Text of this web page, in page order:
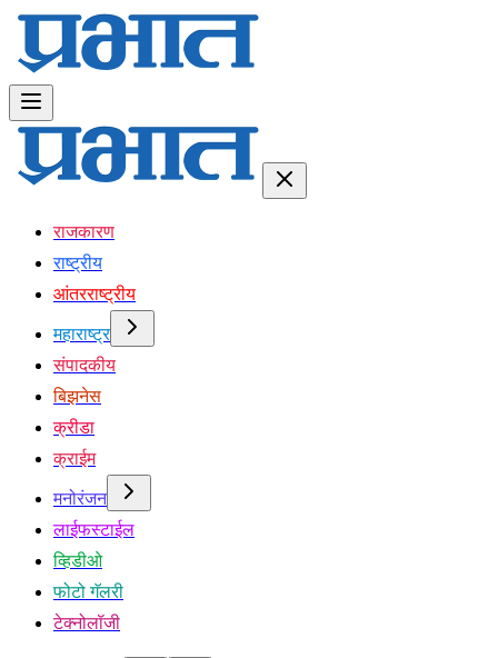
राजकारण
राष्ट्रीय
आंतरराष्ट्रीय
महाराष्ट्र
संपादकीय
बिझनेस
क्रीडा
क्राईम
मनोरंजन
लाईफस्टाईल
व्हिडीओ
फोटो गॅलरी
टेक्नोलॉजी